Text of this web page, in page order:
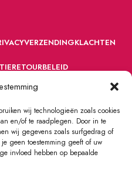
wij technologieën zoals cookies
en/of te raadplegen. Door in te
wij gegevens zoals surfgedrag of
geen toestemming geeft of uw
invloed hebben op bepaalde
VERZENDINGKLACHTEN
RETOURBELEID
by Handelsonderneming MELS.